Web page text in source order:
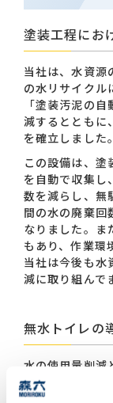
塗装工程にお
当社は、水資源
の水リサイクル
「塗装汚泥の
減するとともに
を確立しました。
この設備は、塗
を自動で収集し
数を減らし、無
間の水の廃棄回
なりました。ま
もあり、作業環
当社は今後も水
減に取り組んで
無水トイレの
水の使用量削減
（株）生産事業
イレ（URIMAT